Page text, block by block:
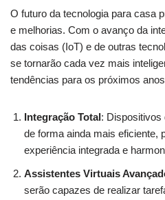
O futuro da tecnologia para casa
e melhorias. Com o avanço da
das coisas (IoT) e de outras
se tornarão cada vez mais
tendências para os próximos
Integração Total: Dispositivos
de forma ainda mais eficiente,
experiência integrada e
Assistentes Virtuais
serão capazes de realizar